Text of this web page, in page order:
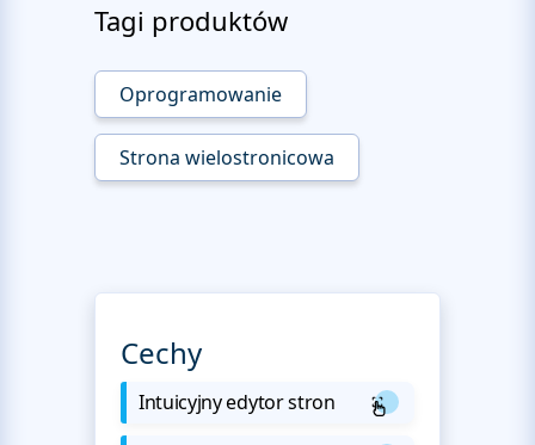
Tagi produktów
Oprogramowanie
Strona wielostronicowa
Cechy
Intuicyjny edytor stron